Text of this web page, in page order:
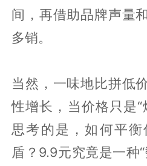
间，再借助品牌声量
多销。
当然，一味地比拼低
性增长，当价格只是
思考的是，如何平
盾？9.9元究竟是一种